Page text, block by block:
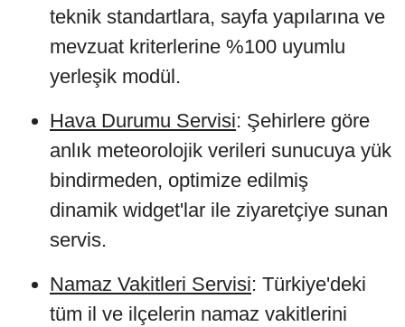
teknik standartlara, sayfa yapılarına ve
mevzuat kriterlerine %100 uyumlu
yerleşik modül.
Hava Durumu Servisi: Şehirlere göre
anlık meteorolojik verileri sunucuya yük
bindirmeden, optimize edilmiş
dinamik widget'lar ile ziyaretçiye sunan
servis.
Namaz Vakitleri Servisi: Türkiye'deki
tüm il ve ilçelerin namaz vakitlerini